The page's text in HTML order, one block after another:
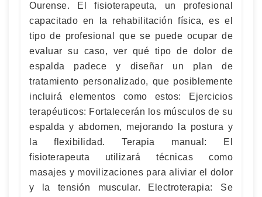
Ourense. El fisioterapeuta, un profesional
capacitado en la rehabilitación física, es el
tipo de profesional que se puede ocupar de
evaluar su caso, ver qué tipo de dolor de
espalda padece y diseñar un plan de
tratamiento personalizado, que posiblemente
incluirá elementos como estos: Ejercicios
terapéuticos: Fortalecerán los músculos de su
espalda y abdomen, mejorando la postura y
la flexibilidad. Terapia manual: El
fisioterapeuta utilizará técnicas como
masajes y movilizaciones para aliviar el dolor
y la tensión muscular. Electroterapia: Se